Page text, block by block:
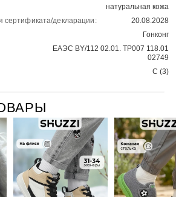
натуральная кожа
сертификата/декларации:
20.08.2028
Гонконг
ЕАЭС BY/112 02.01. ТР007 118.01
02749
С (3)